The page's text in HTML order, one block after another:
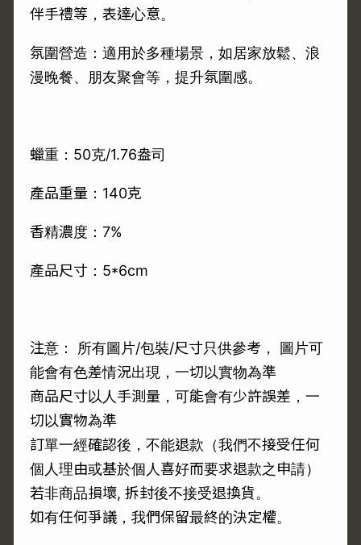
伴手禮等，表達心意。
氛圍營造：適用於多種場景，如居家放鬆、浪
漫晚餐、朋友聚會等，提升氛圍感。
蠟重：50克/1.76盎司
產品重量：140克
香精濃度：7%
產品尺寸：5*6cm
注意： 所有圖片/包裝/尺寸只供參考， 圖片可
能會有色差情況出現，一切以實物為準
商品尺寸以人手測量，可能會有少許誤差，一
切以實物為準
訂單一經確認後，不能退款（我們不接受任何
個人理由或基於個人喜好而要求退款之申請）
若非商品損壞, 拆封後不接受退換貨。
如有任何爭議，我們保留最終的決定權。